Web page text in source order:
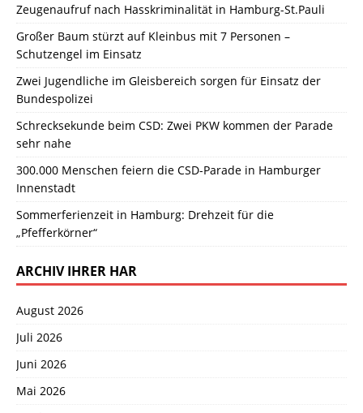
Zeugenaufruf nach Hasskriminalität in Hamburg-St.Pauli
Großer Baum stürzt auf Kleinbus mit 7 Personen –
Schutzengel im Einsatz
Zwei Jugendliche im Gleisbereich sorgen für Einsatz der
Bundespolizei
Schrecksekunde beim CSD: Zwei PKW kommen der Parade
sehr nahe
300.000 Menschen feiern die CSD-Parade in Hamburger
Innenstadt
Sommerferienzeit in Hamburg: Drehzeit für die
„Pfefferkörner“
ARCHIV IHRER HAR
August 2026
Juli 2026
Juni 2026
Mai 2026